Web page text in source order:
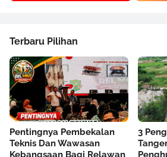
Terbaru Pilihan
Pentingnya Pembekalan
Teknis Dan Wawasan
Kebangsaan Bagi Relawan
3